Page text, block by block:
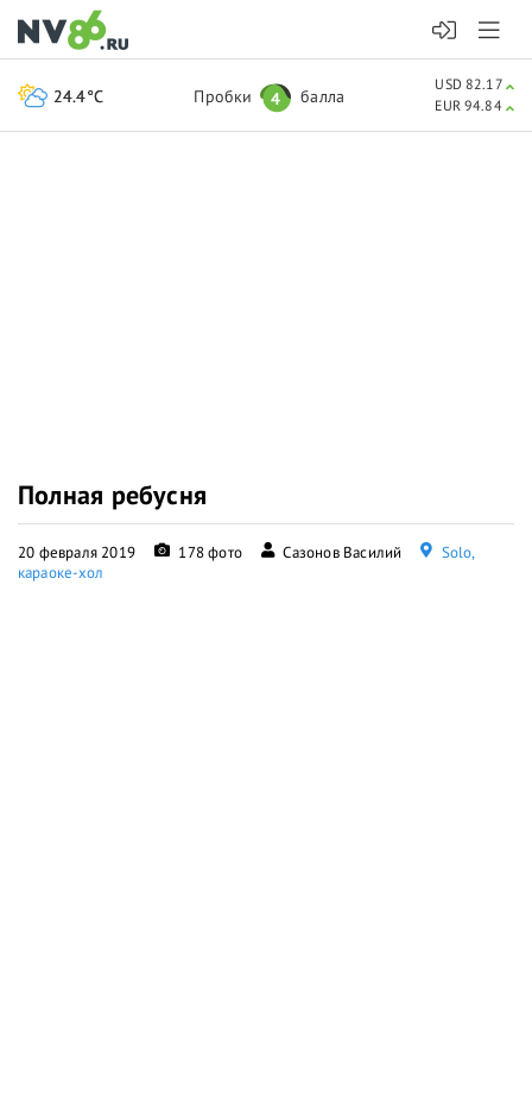
Полная ребусня
20 февраля 2019 178 фото Сазонов Василий
Solo,
караоке-хол
24.4°C Пробки 4 балла
USD 82.17
EUR 94.84